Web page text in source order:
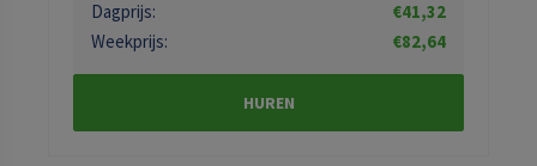
Dagprijs:
€41,32
Weekprijs:
€82,64
HUREN